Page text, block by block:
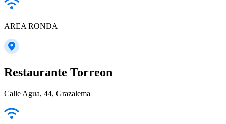
AREA RONDA
Restaurante Torreon
Calle Agua, 44, Grazalema